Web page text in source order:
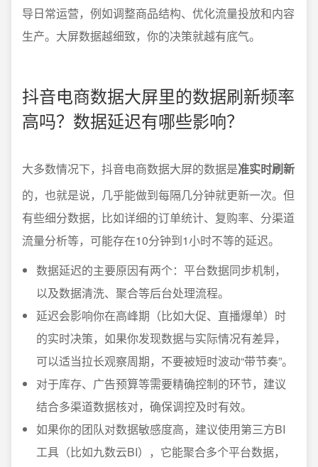
导日常运营，例如调整商品结构、优化流量投放和内容
生产。大屏数据越细致，你的决策就越有底气。
抖音电商数据大屏里的数据刷新频率
高吗？数据延迟有哪些影响？
大多数情况下，抖音电商数据大屏的数据是准实时刷新
的，也就是说，几乎能做到每隔几分钟就更新一次。但
有些细分数据，比如详细的订单统计、复购率、分渠道
流量分析等，可能存在10分钟到1小时不等的延迟。
数据延迟的主要原因有两个：平台数据同步机制，
以及数据清洗、聚合等后台处理流程。
延迟会影响你在高峰期（比如大促、直播爆单）时
的实时决策，如果你发现数据与实际情况有差异，
可以适当拉长观察周期，不要被短时波动“带节奏”。
对于库存、广告预算等需要精确控制的环节，建议
结合多渠道数据核对，确保调控及时有效。
如果你的团队对数据敏感度高，建议使用第三方BI
工具（比如九数云BI），它能聚合多个平台数据，